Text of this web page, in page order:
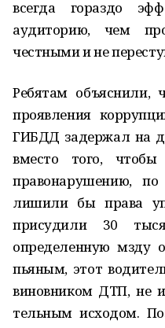
всегда гораздо
аудито­рию, чем
честными и не
Ребятам
проявления
ГИБДД задержал на
вме­сто того, чтобы
правонарушению,
лишили бы права
прису­дили 30
определенную мзду
пьяным, этот
виновником ДТП, не
тельным исходом.